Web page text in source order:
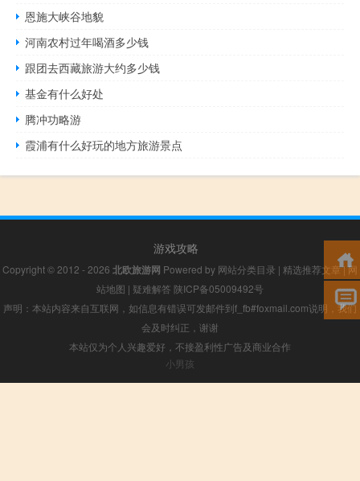
恩施大峡谷地貌
河南农村过年喝酒多少钱
跟团去西藏旅游大约多少钱
基金有什么好处
腾冲功略游
霞浦有什么好玩的地方旅游景点
游戏攻略
Copyright © 2012 - 2026 北欧旅游网 Powered by 网站分类目录 | 精选推荐文章|网
站地图 | 疑难解答 陕ICP备05009492号
声明：本站内容来自互联网，如信息有错误可发邮件到f_fb#foxmail.com说明，我们
会及时纠正，谢谢
本站仅为个人兴趣爱好，不接盈利性广告及商业合作
小男孩